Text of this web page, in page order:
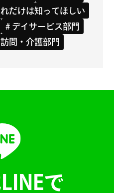
だけは知ってほしい
# デイサービス部門
問・介護部門
で